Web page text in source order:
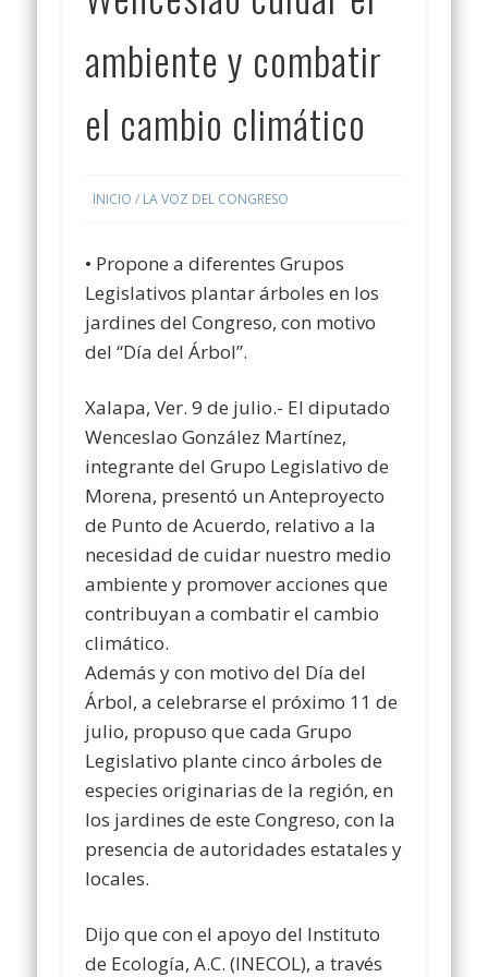
ambiente y combatir
el cambio climático
INICIO / LA VOZ DEL CONGRESO
• Propone a diferentes Grupos
Legislativos plantar árboles en los
jardines del Congreso, con motivo
del “Día del Árbol”.
Xalapa, Ver. 9 de julio.- El diputado
Wenceslao González Martínez,
integrante del Grupo Legislativo de
Morena, presentó un Anteproyecto
de Punto de Acuerdo, relativo a la
necesidad de cuidar nuestro medio
ambiente y promover acciones que
contribuyan a combatir el cambio
climático.
Además y con motivo del Día del
Árbol, a celebrarse el próximo 11 de
julio, propuso que cada Grupo
Legislativo plante cinco árboles de
especies originarias de la región, en
los jardines de este Congreso, con la
presencia de autoridades estatales y
locales.
Dijo que con el apoyo del Instituto
de Ecología, A.C. (INECOL), a través